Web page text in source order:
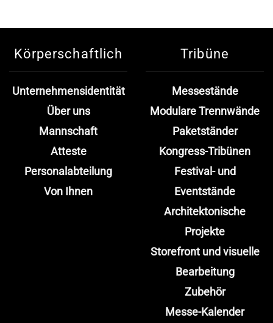
Körperschaftlich
Unternehmensidentität
Über uns
Mannschaft
Atteste
Personalabteilung
Von Ihnen
Tribüne
Messestände
Modulare Trennwände
Paketständer
Kongress-Tribünen
Festival- und
Eventstände
Architektonische
Projekte
Storefront und visuelle
Bearbeitung
Zubehör
Messe-Kalender